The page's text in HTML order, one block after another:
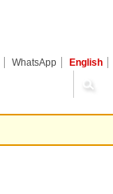
WhatsApp English